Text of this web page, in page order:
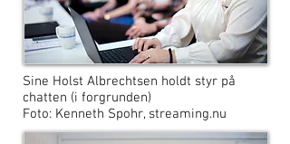
Sine Holst Albrechtsen holdt styr på
chatten (i forgrunden)
Foto: Kenneth Spohr, streaming.nu